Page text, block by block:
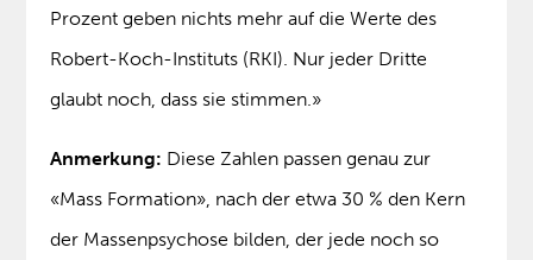
Prozent geben nichts mehr auf die Werte des
Robert-Koch-Instituts (RKI). Nur jeder Dritte
glaubt noch, dass sie stimmen.»
Anmerkung: Diese Zahlen passen genau zur
«Mass Formation», nach der etwa 30 % den Kern
der Massenpsychose bilden, der jede noch so